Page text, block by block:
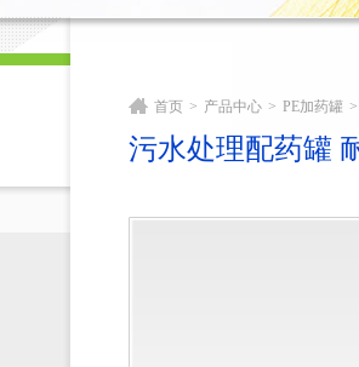
首页 > 产品中心 > PE加药罐 >
污水处理配药罐